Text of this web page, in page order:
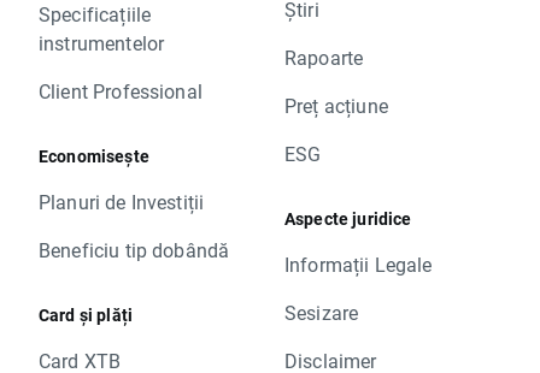
Specificațiile
instrumentelor
Client Professional
Economisește
Planuri de Investiții
Beneficiu tip dobândă
Card și plăți
Card XTB
Știri
Rapoarte
Preț acțiune
ESG
Aspecte juridice
Informații Legale
Sesizare
Disclaimer